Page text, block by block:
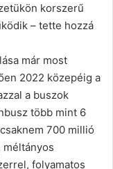
korszerű
– tette hozzá
már most
2022 közepéig a
a buszok
több mint 6
700 millió
folyamatos